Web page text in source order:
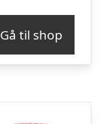
Gå til shop